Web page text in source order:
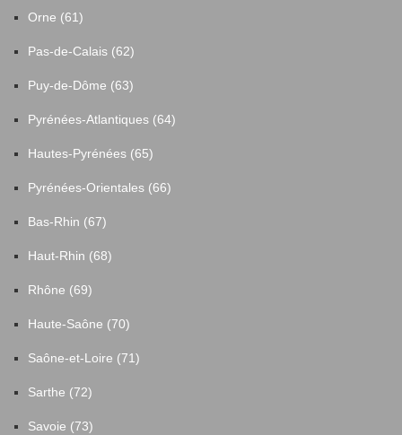
Orne (61)
Pas-de-Calais (62)
Puy-de-Dôme (63)
Pyrénées-Atlantiques (64)
Hautes-Pyrénées (65)
Pyrénées-Orientales (66)
Bas-Rhin (67)
Haut-Rhin (68)
Rhône (69)
Haute-Saône (70)
Saône-et-Loire (71)
Sarthe (72)
Savoie (73)